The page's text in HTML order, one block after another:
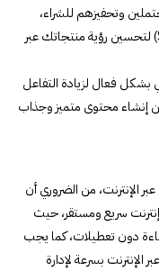
وتحفيزهم للشراء،
ويشمل ذلك فهم تحسين محركات البحث (SEO) لتحسين رؤية منتجاتك عبر
بشكل فعال لزيادة التفاعل
إنشاء محتوى متميز وجذاب
الإنترنت، من الضروري أن
سريع ومستقر، حيث
دون تعطيلات، كما يجب
الإنترنت بسرعة لإدارة